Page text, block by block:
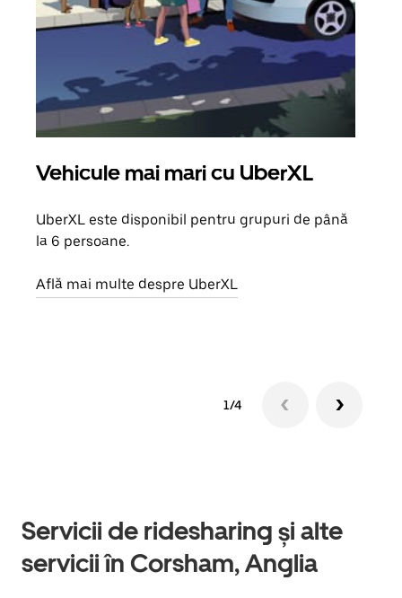
Vehicule mai mari cu UberXL
UberXL este disponibil pentru grupuri de până
la 6 persoane.
Află mai multe despre UberXL
1/4
Servicii de ridesharing și alte
servicii în Corsham, Anglia